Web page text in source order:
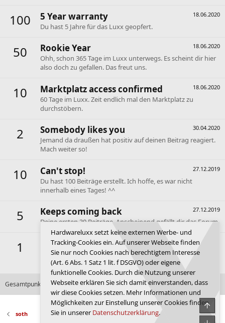
100 18.06.2020
5 Year warranty
Du hast 5 Jahre für das Luxx geopfert.
50 18.06.2020
Rookie Year
Ohh, schon 365 Tage im Luxx unterwegs. Es scheint dir hier
also doch zu gefallen. Das freut uns.
10 18.06.2020
Marktplatz access confirmed
60 Tage im Luxx. Zeit endlich mal den Marktplatz zu
durchstöbern.
2 30.04.2020
Somebody likes you
Jemand da draußen hat positiv auf deinen Beitrag reagiert.
Mach weiter so!
10 27.12.2019
Can't stop!
Du hast 100 Beiträge erstellt. Ich hoffe, es war nicht
innerhalb eines Tages! ^^
5 27.12.2019
Keeps coming back
Deine ersten 30 Beiträge. Anscheinend gefällt dir das Forum.
1 27.12.2019
First message
Dein erster Beitrag. Hallo und willkommen im Forum de
Luxx.
Gesamtpunktzahl: 328 Alle verfügbaren Erfolge anzeigen
soth
Hardwareluxx setzt keine externen Werbe- und
Tracking-Cookies ein. Auf unserer Webseite finden
Sie nur noch Cookies nach berechtigtem Interesse
(Art. 6 Abs. 1 Satz 1 lit. f DSGVO) oder eigene
funktionelle Cookies. Durch die Nutzung unserer
Webseite erklären Sie sich damit einverstanden, dass
wir diese Cookies setzen. Mehr Informationen und
Möglichkeiten zur Einstellung unserer Cookies finden
Sie in unserer Datenschutzerklärung.